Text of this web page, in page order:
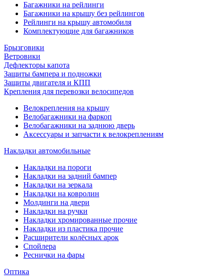
Багажники на рейлинги
Багажники на крышу без рейлингов
Рейлинги на крышу автомобиля
Комплектующие для багажников
Брызговики
Ветровики
Дефлекторы капота
Защиты бампера и подножки
Защиты двигателя и КПП
Крепления для перевозки велосипедов
Велокрепления на крышу
Велобагажники на фаркоп
Велобагажники на заднюю дверь
Аксессуары и запчасти к велокреплениям
Накладки автомобильные
Накладки на пороги
Накладки на задний бампер
Накладки на зеркала
Накладки на ковролин
Молдинги на двери
Накладки на ручки
Накладки хромированные прочие
Накладки из пластика прочие
Расширители колёсных арок
Спойлера
Реснички на фары
Оптика